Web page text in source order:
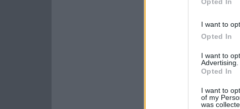
I want to
Opted In
I want to
Advertising.
Opted In
I want to
of my
was